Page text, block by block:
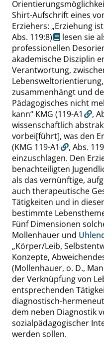
Shirt-Aufschrift eines
Erziehers: „Erziehung
Abs. 119:8)
lesen sie
professionellen
akademische Disziplin
Verantwortung,
zusammenhängt und
Pädagogisches nicht
kann“ KMG (119-A1 ,
wissenschaftlich
vorbei[führt], was den
(KMG 119-A1
, Abs.
einzuschlagen. Den
benachteiligten
als das vernünftige,
auch therapeutische
Tätigkeiten und in
bestimmte
Fünf Dimensionen
Mollenhauer und
„Körper/Leib,
Konzepte,
(Mollenhauer, o. D.,
der Verknüpfung von
entsprechenden
diagnostisch-
dem neben Diagnostik
sozialpädagogischer
werden sollen.